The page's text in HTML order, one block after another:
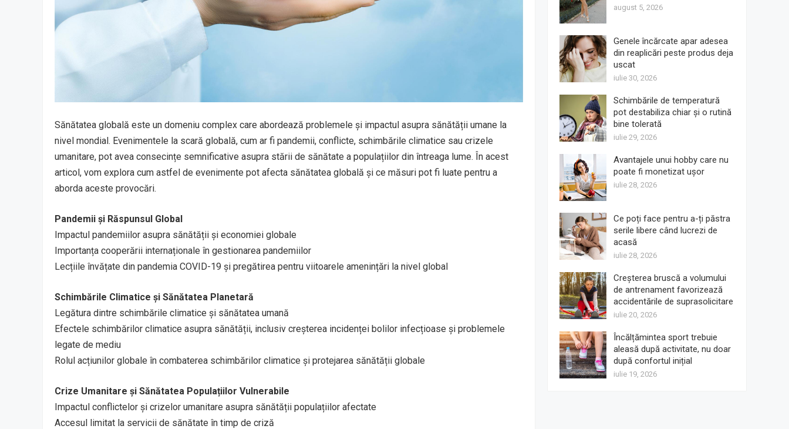
Sănătatea globală este un domeniu complex care abordează problemele și impactul asupra sănătății umane la
nivel mondial. Evenimentele la scară globală, cum ar fi pandemii, conflicte, schimbările climatice sau crizele
umanitare, pot avea consecințe semnificative asupra stării de sănătate a populațiilor din întreaga lume. În acest
articol, vom explora cum astfel de evenimente pot afecta sănătatea globală și ce măsuri pot fi luate pentru a
aborda aceste provocări.
Pandemii și Răspunsul Global
Impactul pandemiilor asupra sănătății și economiei globale
Importanța cooperării internaționale în gestionarea pandemiilor
Lecțiile învățate din pandemia COVID-19 și pregătirea pentru viitoarele amenințări la nivel global
Schimbările Climatice și Sănătatea Planetară
Legătura dintre schimbările climatice și sănătatea umană
Efectele schimbărilor climatice asupra sănătății, inclusiv creșterea incidenței bolilor infecțioase și problemele
legate de mediu
Rolul acțiunilor globale în combaterea schimbărilor climatice și protejarea sănătății globale
Crize Umanitare și Sănătatea Populațiilor Vulnerabile
Impactul conflictelor și crizelor umanitare asupra sănătății populațiilor afectate
Accesul limitat la servicii de sănătate în timp de criză
august 5, 2026
Genele încărcate apar adesea
din reaplicări peste produs deja
uscat
iulie 30, 2026
Schimbările de temperatură
pot destabiliza chiar și o rutină
bine tolerată
iulie 29, 2026
Avantajele unui hobby care nu
poate fi monetizat ușor
iulie 28, 2026
Ce poți face pentru a-ți păstra
serile libere când lucrezi de
acasă
iulie 28, 2026
Creșterea bruscă a volumului
de antrenament favorizează
accidentările de suprasolicitare
iulie 20, 2026
Încălțămintea sport trebuie
aleasă după activitate, nu doar
după confortul inițial
iulie 19, 2026